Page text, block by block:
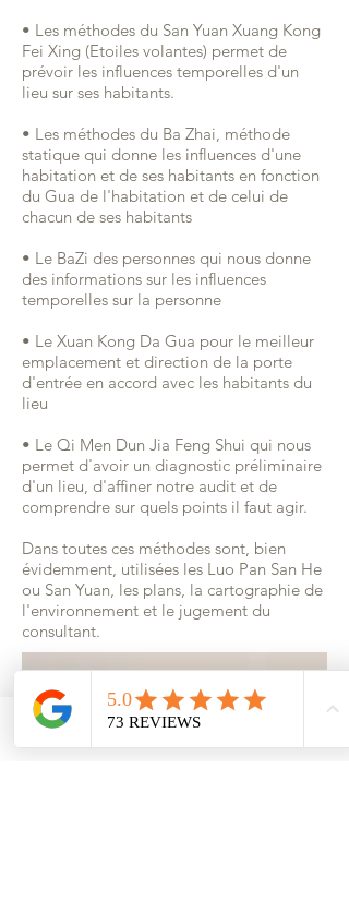
• Les méthodes du San Yuan Xuang Kong
Fei Xing (Etoiles volantes) permet de
prévoir les influences temporelles d'un
lieu sur ses habitants.
• Les méthodes du Ba Zhai, méthode
statique qui donne les influences d'une
habitation et de ses habitants en fonction
du Gua de l'habitation et de celui de
chacun de ses habitants
• Le BaZi des personnes qui nous donne
des informations sur les influences
temporelles sur la personne
• Le Xuan Kong Da Gua pour le meilleur
emplacement et direction de la porte
d'entrée en accord avec les habitants du
lieu
• Le Qi Men Dun Jia Feng Shui qui nous
permet d'avoir un diagnostic préliminaire
d'un lieu, d'affiner notre audit et de
comprendre sur quels points il faut agir.
Dans toutes ces méthodes sont, bien
évidemment, utilisées les Luo Pan San He
ou San Yuan, les plans, la cartographie de
l'environnement et le jugement du
consultant.